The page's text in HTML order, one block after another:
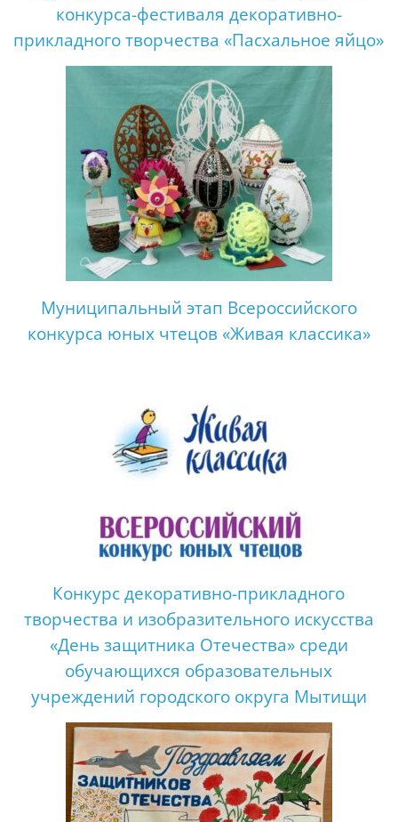
конкурса-фестиваля декоративно-
прикладного творчества «Пасхальное яйцо»
Муниципальный этап Всероссийского
конкурса юных чтецов «Живая классика»
Конкурс декоративно-прикладного
творчества и изобразительного искусства
«День защитника Отечества» среди
обучающихся образовательных
учреждений городского округа Мытищи